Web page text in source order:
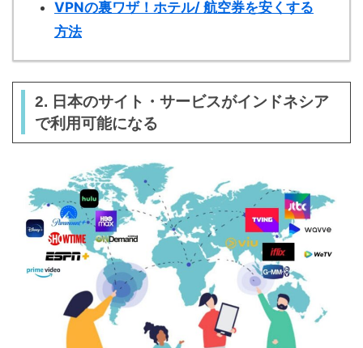
VPNの裏ワザ！ホテル/ 航空券を安くする
方法
2. 日本のサイト・サービスがインドネシア
で利用可能になる